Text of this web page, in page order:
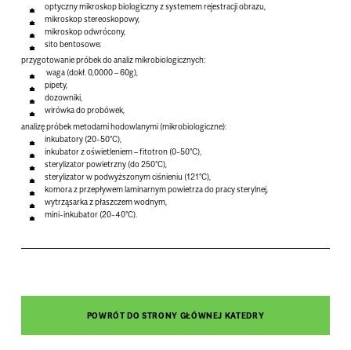
optyczny mikroskop biologiczny z systemem rejestracji obrazu,
mikroskop stereoskopowy,
mikroskop odwrócony,
sito bentosowe;
przygotowanie próbek do analiz mikrobiologicznych:
waga (dokł. 0,0000 – 60g),
pipety,
dozowniki,
wirówka do probówek,
analizę próbek metodami hodowlanymi (mikrobiologiczne):
inkubatory (20-50°C),
inkubator z oświetleniem – fitotron (0-50°C),
sterylizator powietrzny (do 250°C),
sterylizator w podwyższonym ciśnieniu (121°C),
komora z przepływem laminarnym powietrza do pracy sterylnej,
wytrząsarka z płaszczem wodnym,
mini-inkubator (20-40°C).
POWRÓT DO STRONY GŁÓWNEJ KATEDRY